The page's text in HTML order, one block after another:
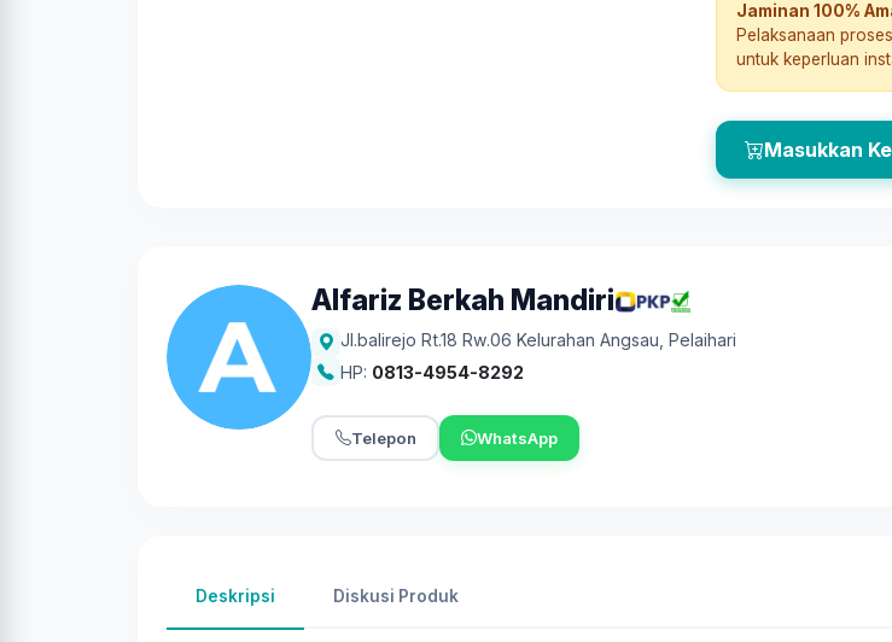
Jaminan 100%
Pelaksanaan
untuk keperluan
Masukkan
Alfariz Berkah Mandiri
Jl.balirejo Rt.18 Rw.06 Kelurahan Angsau Pelaihari
HP: 0813-4954-8292
Telepon WhatsApp
Deskripsi Diskusi Produk